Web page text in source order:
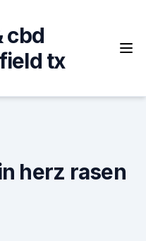
cbd
tx
herz rasen